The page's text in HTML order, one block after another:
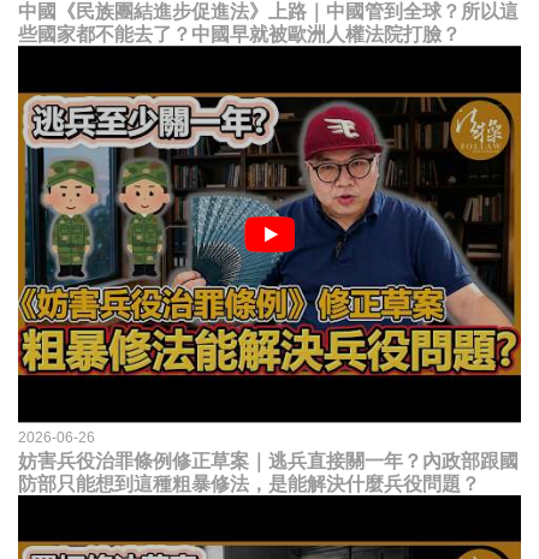
中國《民族團結進步促進法》上路｜中國管到全球？所以這
些國家都不能去了？中國早就被歐洲人權法院打臉？
2026-06-26
妨害兵役治罪條例修正草案｜逃兵直接關一年？內政部跟國
防部只能想到這種粗暴修法，是能解決什麼兵役問題？